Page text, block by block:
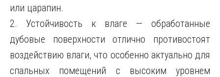
или царапин.
2. Устойчивость к влаге — обработанные
дубовые поверхности отлично противостоят
воздействию влаги, что особенно актуально для
спальных помещений с высоким уровнем